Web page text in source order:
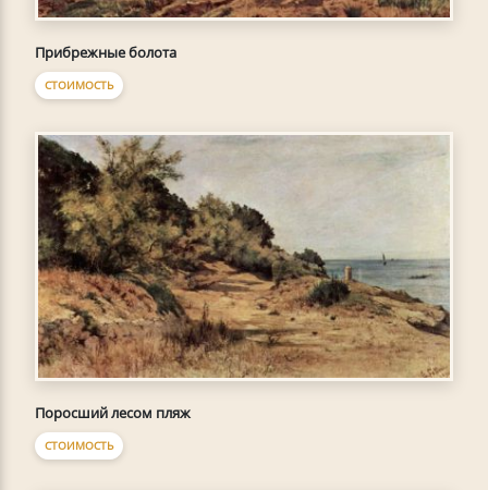
Прибрежные болота
СТОИМОСТЬ
Поросший лесом пляж
СТОИМОСТЬ